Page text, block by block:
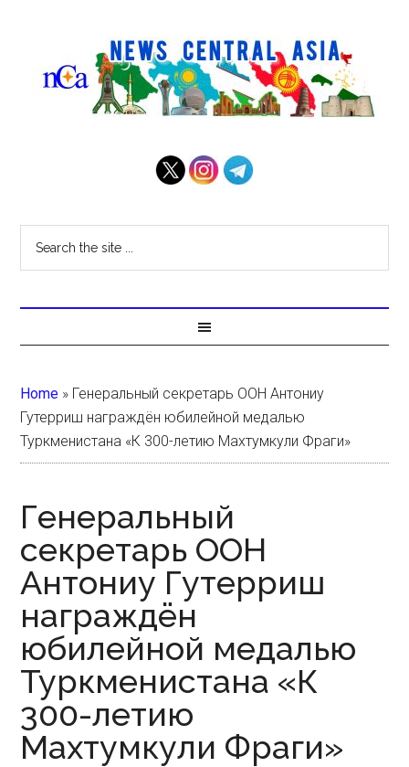
Home » Генеральный секретарь ООН Антониу
Гутерриш награждён юбилейной медалью
Туркменистана «К 300-летию Махтумкули Фраги»
Генеральный
секретарь ООН
Антониу Гутерриш
награждён
юбилейной медалью
Туркменистана «К
300-летию
Махтумкули Фраги»